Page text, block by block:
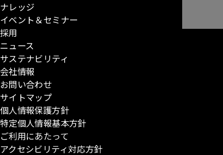
ナレッジ
イベント＆セミナー
採用
ニュース
サステナビリティ
会社情報
お問い合わせ
サイトマップ
個人情報保護方針
特定個人情報基本方針
ご利用にあたって
アクセシビリティ対応方針